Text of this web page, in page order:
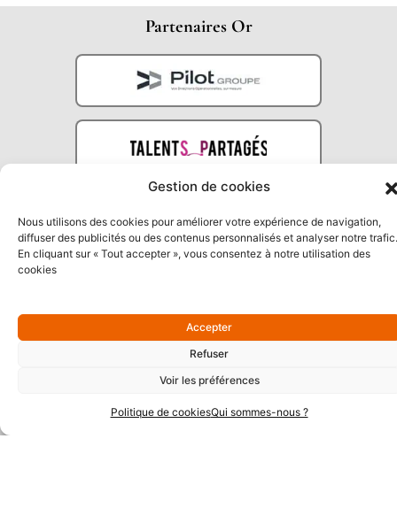
Gestion de cookies
Nous utilisons des cookies pour améliorer votre expérience de navigation,
diffuser des publicités ou des contenus personnalisés et analyser notre trafic.
En cliquant sur « Tout accepter », vous consentez à notre utilisation des
cookies
Accepter
Refuser
Voir les préférences
Politique de cookiesQui sommes-nous ?
Partenaires Or